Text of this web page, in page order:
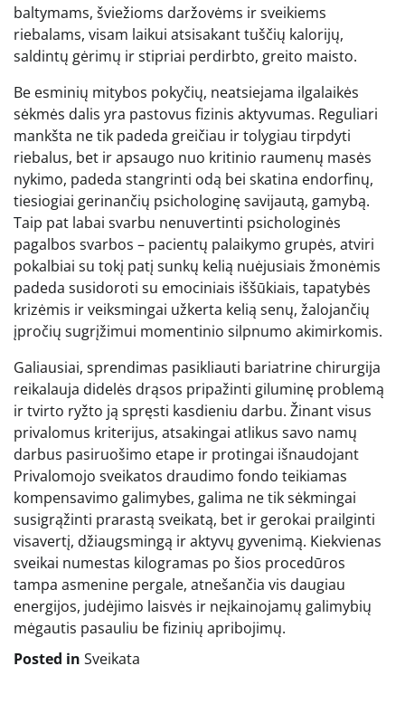
baltymams, šviežioms daržovėms ir sveikiems
riebalams, visam laikui atsisakant tuščių kalorijų,
saldintų gėrimų ir stipriai perdirbto, greito maisto.
Be esminių mitybos pokyčių, neatsiejama ilgalaikės
sėkmės dalis yra pastovus fizinis aktyvumas. Reguliari
mankšta ne tik padeda greičiau ir tolygiau tirpdyti
riebalus, bet ir apsaugo nuo kritinio raumenų masės
nykimo, padeda stangrinti odą bei skatina endorfinų,
tiesiogiai gerinančių psichologinę savijautą, gamybą.
Taip pat labai svarbu nenuvertinti psichologinės
pagalbos svarbos – pacientų palaikymo grupės, atviri
pokalbiai su tokį patį sunkų kelią nuėjusiais žmonėmis
padeda susidoroti su emociniais iššūkiais, tapatybės
krizėmis ir veiksmingai užkerta kelią senų, žalojančių
įpročių sugrįžimui momentinio silpnumo akimirkomis.
Galiausiai, sprendimas pasikliauti bariatrine chirurgija
reikalauja didelės drąsos pripažinti giluminę problemą
ir tvirto ryžto ją spręsti kasdieniu darbu. Žinant visus
privalomus kriterijus, atsakingai atlikus savo namų
darbus pasiruošimo etape ir protingai išnaudojant
Privalomojo sveikatos draudimo fondo teikiamas
kompensavimo galimybes, galima ne tik sėkmingai
susigrąžinti prarastą sveikatą, bet ir gerokai prailginti
visavertį, džiaugsmingą ir aktyvų gyvenimą. Kiekvienas
sveikai numestas kilogramas po šios procedūros
tampa asmenine pergale, atnešančia vis daugiau
energijos, judėjimo laisvės ir neįkainojamų galimybių
mėgautis pasauliu be fizinių apribojimų.
Posted in Sveikata